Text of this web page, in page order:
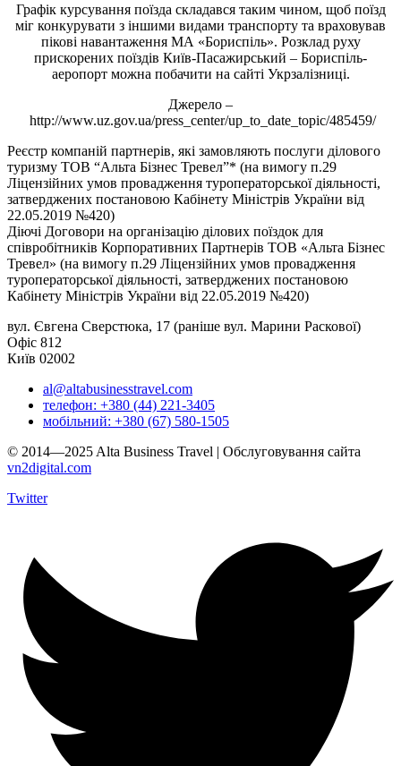
Графік курсування поїзда складався таким чином, щоб поїзд
міг конкурувати з іншими видами транспорту та враховував
пікові навантаження МА «Бориспіль». Розклад руху
прискорених поїздів Київ-Пасажирський – Бориспіль-
аеропорт можна побачити на сайті Укрзалізниці.
Джерело –
http://www.uz.gov.ua/press_center/up_to_date_topic/485459/
Реєстр компаній партнерів, які замовляють послуги ділового
туризму ТОВ “Альта Бізнес Тревел”* (на вимогу п.29
Ліцензійних умов провадження туроператорської діяльності,
затверджених постановою Кабінету Міністрів України від
22.05.2019 №420)
Діючі Договори на організацію ділових поїздок для
співробітників Корпоративних Партнерів ТОВ «Альта Бізнес
Тревел» (на вимогу п.29 Ліцензійних умов провадження
туроператорської діяльності, затверджених постановою
Кабінету Міністрів України від 22.05.2019 №420)
вул. Євгена Сверстюка, 17 (раніше вул. Марини Раскової)
Офіс 812
Київ 02002
al@altabusinesstravel.com
телефон: +380 (44) 221-3405
мобільний: +380 (67) 580-1505
© 2014—2025 Alta Business Travel | Обслуговування сайта
vn2digital.com
Twitter